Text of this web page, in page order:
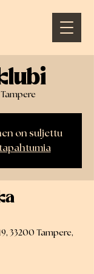
Tampere
on suljettu
33200 Tampere,